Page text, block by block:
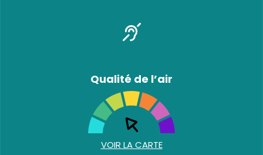
Qualité de l’air
VOIR LA CARTE